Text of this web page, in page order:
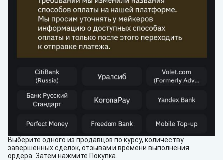
Выберите одного из продавцов по курсу, количеству
завершенных сделок, отзывам и времени выполнения
ордера. Затем нажмите Покупка.